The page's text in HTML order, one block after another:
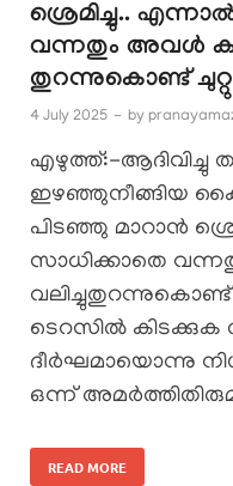
ശ്രെമിച്ചു..
വന്നതും അവൾ
തുറന്നുകൊണ്ട്
4 July 2025 - by
എഴുത്ത്:-ആദിവിച്ചു
ഇഴഞ്ഞുനീങ്ങിയ കൈ
പിടഞ്ഞു മാറാൻ
സാധിക്കാതെ
വലിച്ചുതുറന്നുകൊണ്ട്
ടെറസിൽ
ദീർഘമായൊന്നു
ഒന്ന്
READ MORE